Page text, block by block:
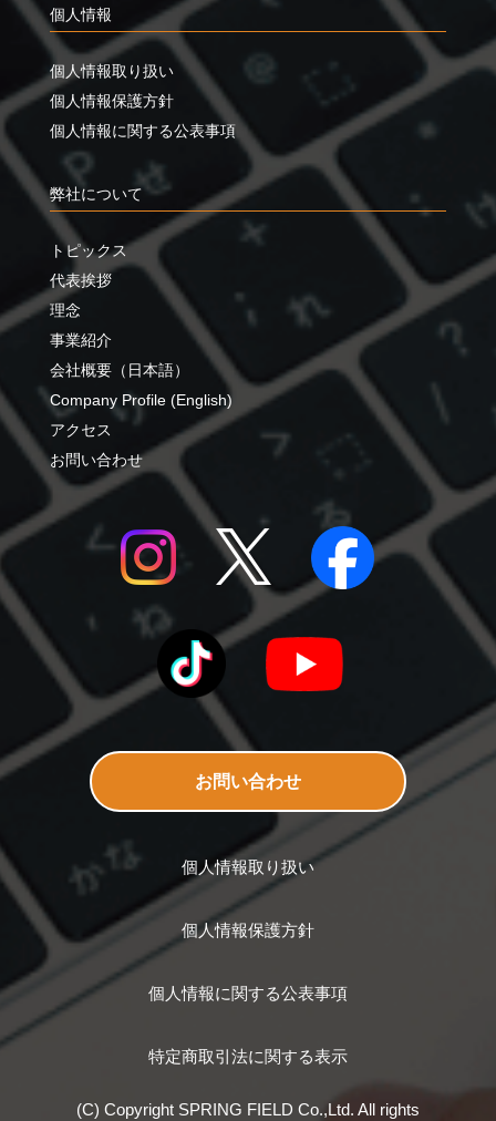
個人情報
個人情報取り扱い
個人情報保護方針
個人情報に関する公表事項
弊社について
トピックス
代表挨拶
理念
事業紹介
会社概要（日本語）
Company Profile (English)
アクセス
お問い合わせ
お問い合わせ
個人情報取り扱い
個人情報保護方針
個人情報に関する公表事項
特定商取引法に関する表示
(C) Copyright SPRING FIELD Co.,Ltd. All rights